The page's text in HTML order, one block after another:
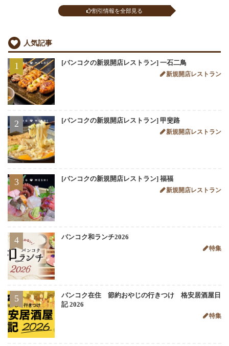
割引情報を全部見る
人気記事
1 [バンコクの新規開店レストラン] 一石二鳥
新規開店レストラン
2 [バンコクの新規開店レストラン] 甲斐路
新規開店レストラン
3 [バンコクの新規開店レストラン] 福福
新規開店レストラン
4 バンコク和ランチ2026
特集
5
バンコク在住 節約おやじの行きつけ 格安居酒屋日
記 2026
特集